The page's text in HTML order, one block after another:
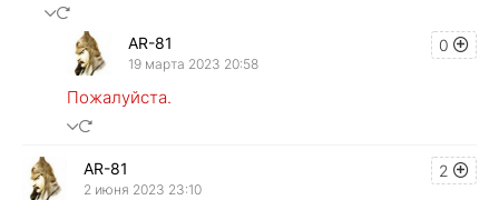
0
AR-81
19 марта 2023 20:58
Пожалуйста.
2
AR-81
2 июня 2023 23:10